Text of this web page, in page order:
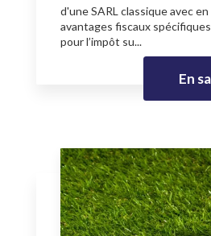
d'une SARL classique avec
avantages fiscaux
pour l’impôt su...
En